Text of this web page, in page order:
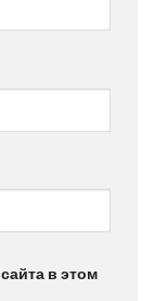
в этом